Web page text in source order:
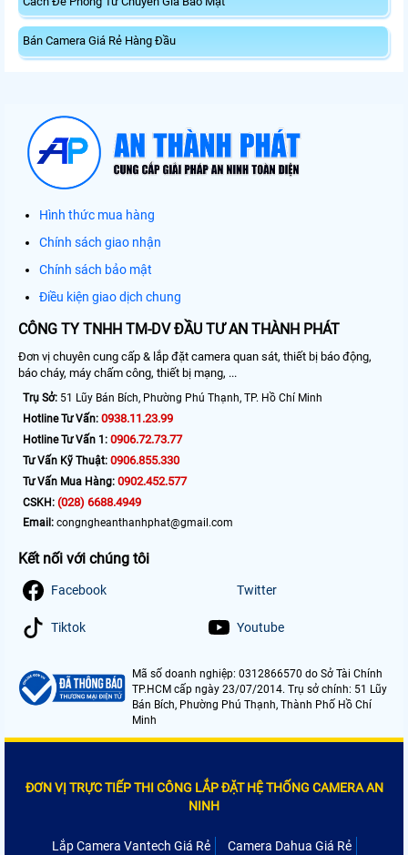
Bán Camera Giá Rẻ Hàng Đầu
Hình thức mua hàng
Chính sách giao nhận
Chính sách bảo mật
Điều kiện giao dịch chung
CÔNG TY TNHH TM-DV ĐẦU TƯ AN THÀNH PHÁT
Đơn vị chuyên cung cấp & lắp đặt camera quan sát, thiết bị báo động,
báo cháy, máy chấm công, thiết bị mạng, ...
Trụ Sở: 51 Lũy Bán Bích, Phường Phú Thạnh, TP. Hồ Chí Minh
Hotline Tư Vấn: 0938.11.23.99
Hotline Tư Vấn 1: 0906.72.73.77
Tư Vấn Kỹ Thuật: 0906.855.330
Tư Vấn Mua Hàng: 0902.452.577
CSKH: (028) 6688.4949
Email: congngheanthanhphat@gmail.com
Kết nối với chúng tôi
Facebook Twitter
Tiktok Youtube
Mã số doanh nghiệp: 0312866570 do Sở Tài Chính
TP.HCM cấp ngày 23/07/2014. Trụ sở chính: 51 Lũy
Bán Bích, Phường Phú Thạnh, Thành Phố Hồ Chí
Minh
ĐƠN VỊ TRỰC TIẾP THI CÔNG LẮP ĐẶT HỆ THỐNG CAMERA AN
NINH
Lắp Camera Vantech Giá Rẻ
Camera Dahua Giá Rẻ